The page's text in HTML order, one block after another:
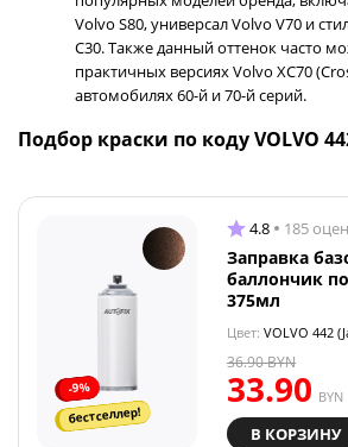
Volvo S80, универсал Volvo V70 и
C30. Также данный оттенок часто
практичных версиях Volvo XC70
автомобилях 60-й и 70-й серий.
Подбор краски по коду VOLVO
-9%
бестселлер!
4.8 185
Заправка
баллончик
375мл
Цвет: VOLVO 442
33.90 BYN
36.90BYN
В КОРЗИНУ